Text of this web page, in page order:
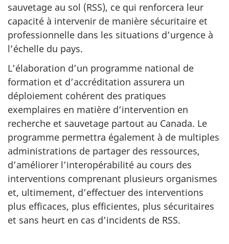
sauvetage au sol (RSS), ce qui renforcera leur
capacité à intervenir de manière sécuritaire et
professionnelle dans les situations d’urgence à
l’échelle du pays.
L’élaboration d’un programme national de
formation et d’accréditation assurera un
déploiement cohérent des pratiques
exemplaires en matière d’intervention en
recherche et sauvetage partout au Canada. Le
programme permettra également à de multiples
administrations de partager des ressources,
d’améliorer l’interopérabilité au cours des
interventions comprenant plusieurs organismes
et, ultimement, d’effectuer des interventions
plus efficaces, plus efficientes, plus sécuritaires
et sans heurt en cas d’incidents de RSS.